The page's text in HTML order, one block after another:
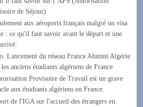
de Séjour)
aux aéroports français malgré un visa
: ce qu'il faut savoir avant le départ et une
Lancement du réseau France Alumni Algérie
anciens étudiants algériens de France
Provisoire de Travail est un grave
aux étudiants algériens en France.
de l'IGA sur l'accueil des étrangers en